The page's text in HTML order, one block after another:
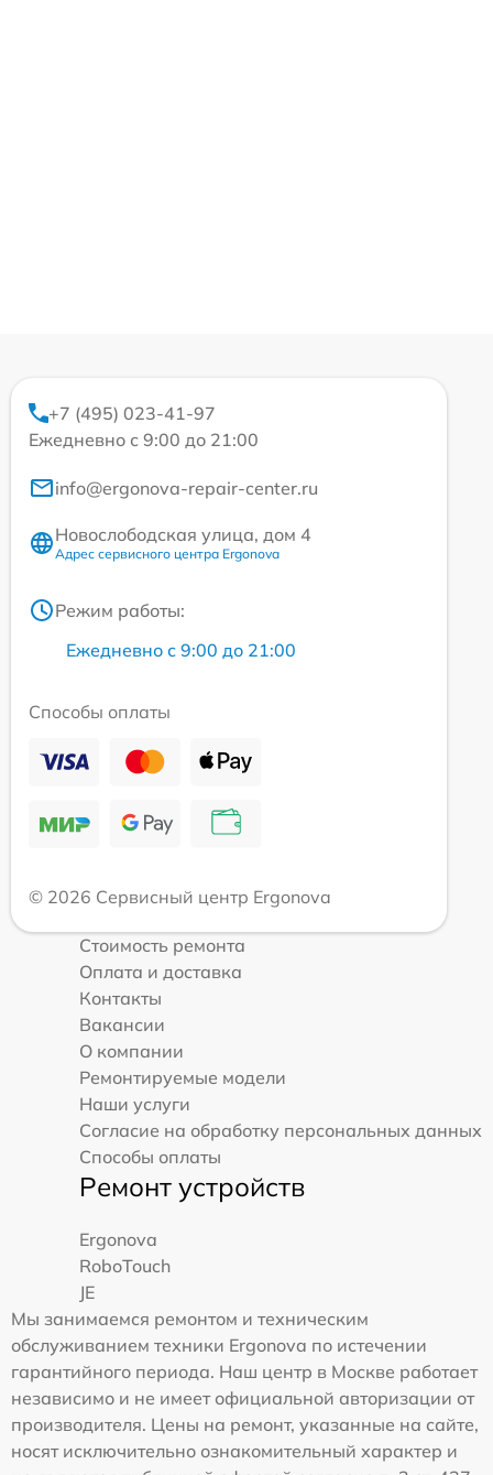
+7 (495) 023-41-97
Ежедневно с 9:00 до 21:00
info@ergonova-repair-center.ru
Новослободская улица, дом 4
Адрес сервисного центра Ergonova
Режим работы:
Ежедневно с 9:00 до 21:00
Способы оплаты
© 2026 Сервисный центр Ergonova
Стоимость ремонта
Оплата и доставка
Контакты
Вакансии
О компании
Ремонтируемые модели
Наши услуги
Согласие на обработку персональных данных
Способы оплаты
Ремонт устройств
Ergonova
RoboTouch
JE
Мы занимаемся ремонтом и техническим
обслуживанием техники Ergonova по истечении
гарантийного периода. Наш центр в Москве работает
независимо и не имеет официальной авторизации от
производителя. Цены на ремонт, указанные на сайте,
носят исключительно ознакомительный характер и